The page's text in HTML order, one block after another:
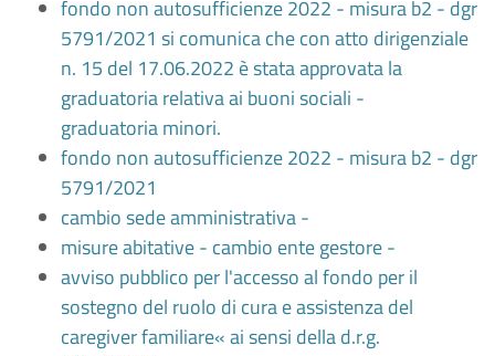
fondo non autosufficienze 2022 - misura b2 - dgr
5791/2021 si comunica che con atto dirigenziale
n. 15 del 17.06.2022 è stata approvata la
graduatoria relativa ai buoni sociali -
graduatoria minori.
fondo non autosufficienze 2022 - misura b2 - dgr
5791/2021
cambio sede amministrativa -
misure abitative - cambio ente gestore -
avviso pubblico per l'accesso al fondo per il
sostegno del ruolo di cura e assistenza del
caregiver familiare« ai sensi della d.r.g.